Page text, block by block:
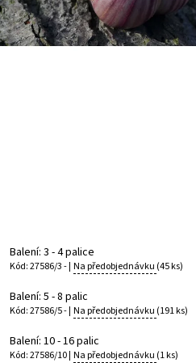
Balení: 3 - 4 palice
Kód: 27586/3 - | Na předobjednávku (45 ks)
Balení: 5 - 8 palic
Kód: 27586/5 - | Na předobjednávku (191 ks)
Balení: 10 - 16 palic
Kód: 27586/10 | Na předobjednávku (1 ks)